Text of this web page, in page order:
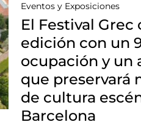
Eventos y Exposiciones
El Festival Grec
edición con un
ocupación y un
que preservará
de cultura
Barcelona